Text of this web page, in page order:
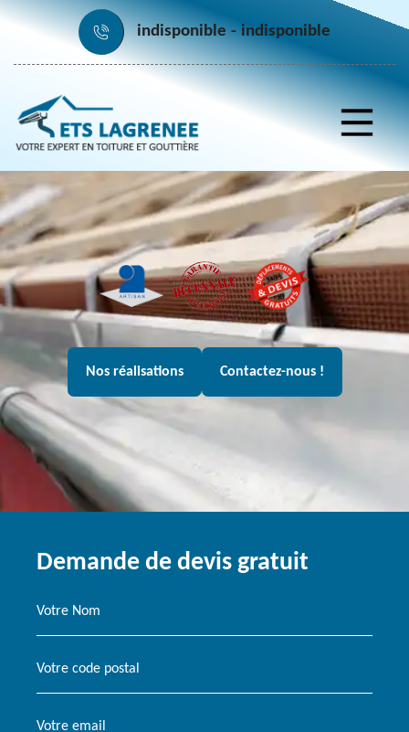
indisponible indisponible
Nos réalisations Contactez-nous !
Demande de devis gratuit